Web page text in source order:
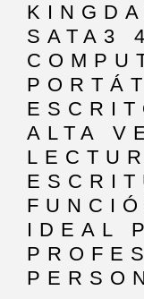
SATA3
ALTA
IDEAL